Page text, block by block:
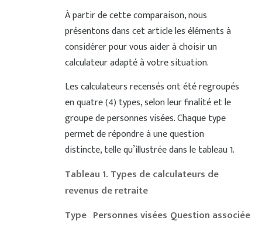
À partir de cette comparaison, nous
présentons dans cet article les éléments à
considérer pour vous aider à choisir un
calculateur adapté à votre situation.
Les calculateurs recensés ont été regroupés
en quatre (4) types, selon leur finalité et le
groupe de personnes visées. Chaque type
permet de répondre à une question
distincte, telle qu’illustrée dans le tableau 1.
Tableau 1. Types de calculateurs de
revenus de retraite
Type Personnes visées Question associée